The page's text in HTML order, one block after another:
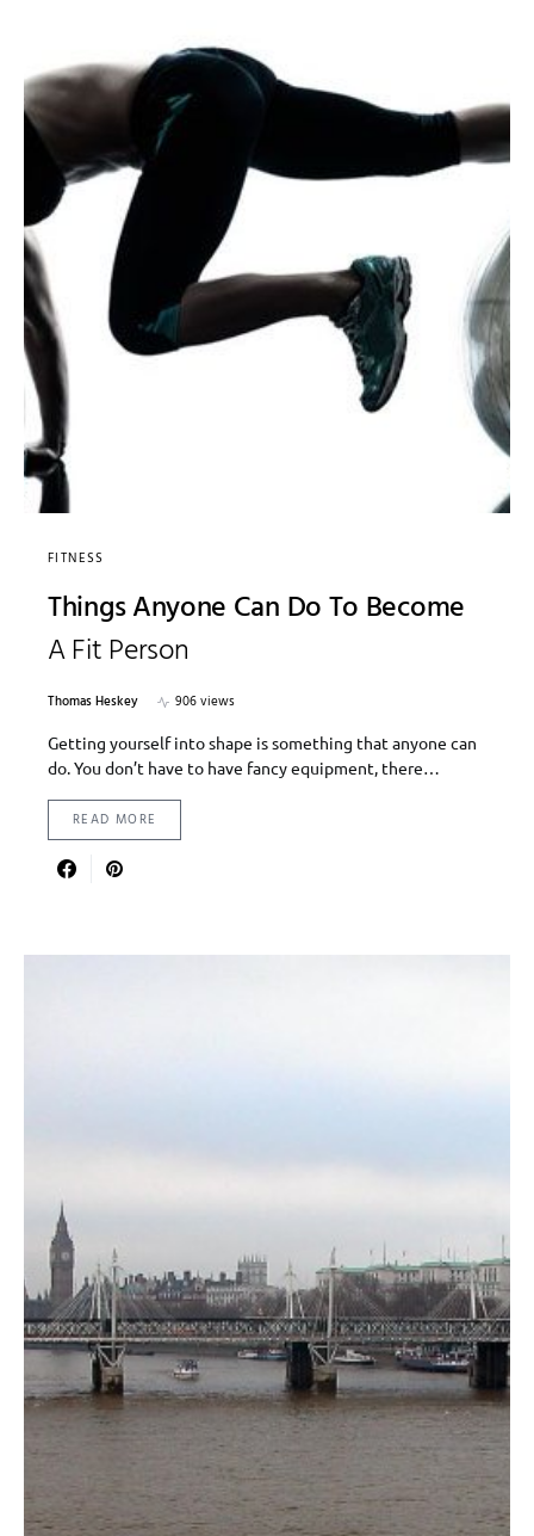
FITNESS
Things Anyone Can Do To Become
A Fit Person
Thomas Heskey
906 views
Getting yourself into shape is something that anyone can
do. You don’t have to have fancy equipment, there…
READ MORE